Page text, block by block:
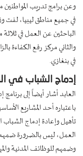
وعن برامج تدريب
في جميع مناطق ليبيا، لفت
الباحثين عن العمل في
والثاني مركز رفع الكفاءة
في بنغازي.
إدماج الشباب في
العابد أشار أيضاً إلى
باعتباره أحد المشاريع
تأهيل وإعادة إدماج
العمل، ليس بالضرورة ضمهم